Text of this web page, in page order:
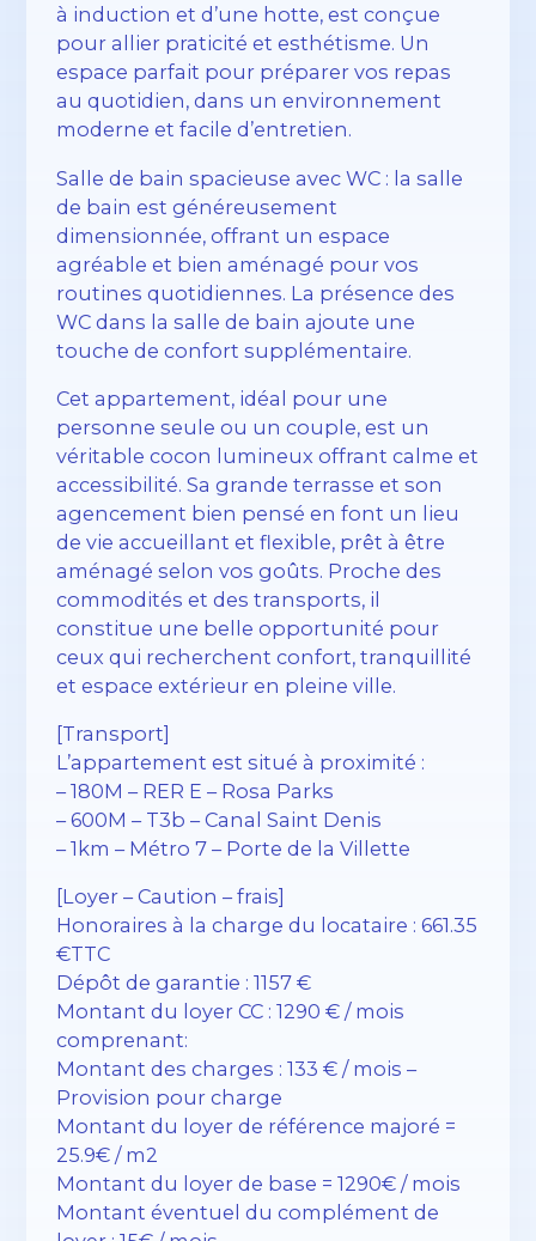
à induction et d’une hotte, est conçue
pour allier praticité et esthétisme. Un
espace parfait pour préparer vos repas
au quotidien, dans un environnement
moderne et facile d’entretien.
Salle de bain spacieuse avec WC : la salle
de bain est généreusement
dimensionnée, offrant un espace
agréable et bien aménagé pour vos
routines quotidiennes. La présence des
WC dans la salle de bain ajoute une
touche de confort supplémentaire.
Cet appartement, idéal pour une
personne seule ou un couple, est un
véritable cocon lumineux offrant calme et
accessibilité. Sa grande terrasse et son
agencement bien pensé en font un lieu
de vie accueillant et flexible, prêt à être
aménagé selon vos goûts. Proche des
commodités et des transports, il
constitue une belle opportunité pour
ceux qui recherchent confort, tranquillité
et espace extérieur en pleine ville.
[Transport]
L’appartement est situé à proximité :
– 180M – RER E – Rosa Parks
– 600M – T3b – Canal Saint Denis
– 1km – Métro 7 – Porte de la Villette
[Loyer – Caution – frais]
Honoraires à la charge du locataire : 661.35
€TTC
Dépôt de garantie : 1157 €
Montant du loyer CC : 1290 € / mois
comprenant:
Montant des charges : 133 € / mois –
Provision pour charge
Montant du loyer de référence majoré =
25.9€ / m2
Montant du loyer de base = 1290€ / mois
Montant éventuel du complément de